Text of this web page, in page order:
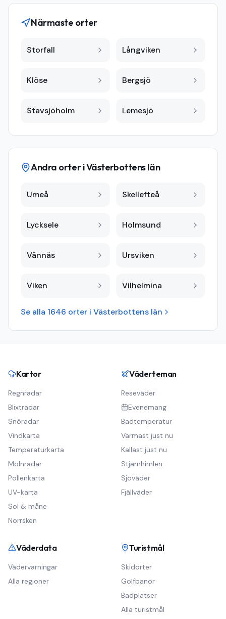
Närmaste orter
Storfall Långviken
Klöse Bergsjö
Stavsjöholm Lemesjö
Andra orter iVästerbottens län
Umeå Skellefteå
Lycksele Holmsund
Vännäs Ursviken
Viken Vilhelmina
Se alla 1646 orter i Västerbottens län
Kartor
Regnradar
Blixtradar
Snöradar
Vindkarta
Temperaturkarta
Molnradar
Pollenkarta
UV-karta
Sol & måne
Norrsken
Väderteman
Reseväder
Evenemang
Badtemperatur
Varmast just nu
Kallast just nu
Stjärnhimlen
Sjöväder
Fjällväder
Väderdata
Vädervarningar
Alla regioner
Turistmål
Skidorter
Golfbanor
Badplatser
Alla turistmål